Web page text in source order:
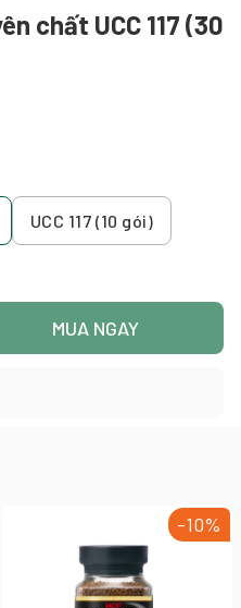
chất UCC 117 (30
UCC 117 (10 gói)
MUA NGAY
-10%